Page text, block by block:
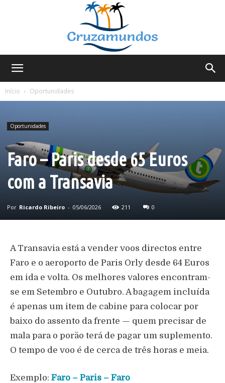
Início
Oportunidades
Oportunidades
Faro – Paris desde 65 Euros
com a Transavia
Por Ricardo Ribeiro - 05/06/2026 211 0
A Transavia está a vender voos directos entre
Faro e o aeroporto de Paris Orly desde 64 Euros
em ida e volta. Os melhores valores encontram-
se em Setembro e Outubro. A bagagem incluída
é apenas um item de cabine para colocar por
baixo do assento da frente — quem precisar de
mala para o porão terá de pagar um suplemento.
O tempo de voo é de cerca de três horas e meia.
Exemplo: Faro – Paris – Faro